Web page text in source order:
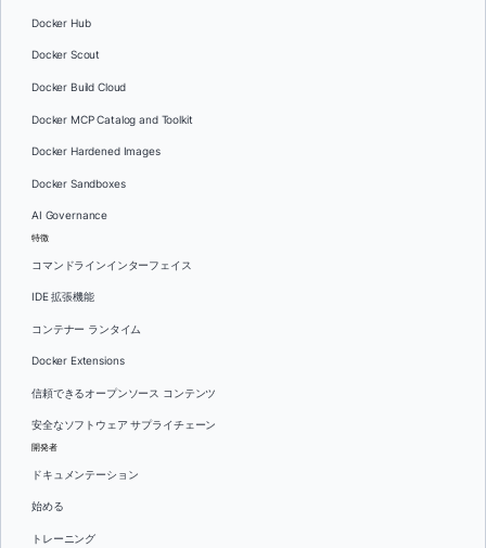
Docker Hub
Docker Scout
Docker Build Cloud
Docker MCP Catalog and Toolkit
Docker Hardened Images
Docker Sandboxes
AI Governance
特徴
コマンドラインインターフェイス
IDE 拡張機能
コンテナー ランタイム
Docker Extensions
信頼できるオープンソース コンテンツ
安全なソフトウェア サプライチェーン
開発者
ドキュメンテーション
始める
トレーニング